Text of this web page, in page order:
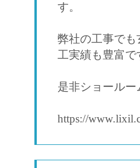
す。
弊社の工事で
工実績も豊富で
是非ショール
https://